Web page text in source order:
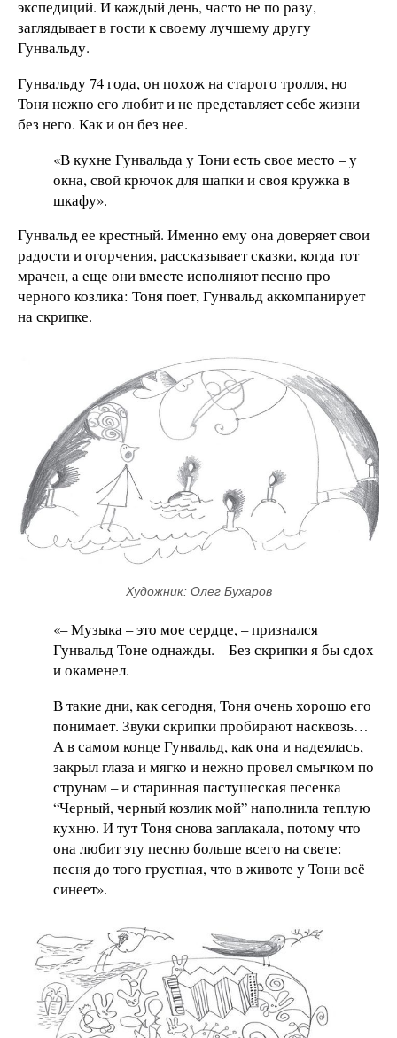
экспедиций. И каждый день, часто не по разу,
заглядывает в гости к своему лучшему другу
Гунвальду.
Гунвальду 74 года, он похож на старого тролля, но
Тоня нежно его любит и не представляет себе жизни
без него. Как и он без нее.
«В кухне Гунвальда у Тони есть свое место – у
окна, свой крючок для шапки и своя кружка в
шкафу».
Гунвальд ее крестный. Именно ему она доверяет свои
радости и огорчения, рассказывает сказки, когда тот
мрачен, а еще они вместе исполняют песню про
черного козлика: Тоня поет, Гунвальд аккомпанирует
на скрипке.
Художник: Олег Бухаров
«– Музыка – это мое сердце, – признался
Гунвальд Тоне однажды. – Без скрипки я бы сдох
и окаменел.
В такие дни, как сегодня, Тоня очень хорошо его
понимает. Звуки скрипки пробирают насквозь…
А в самом конце Гунвальд, как она и надеялась,
закрыл глаза и мягко и нежно провел смычком по
струнам – и старинная пастушеская песенка
“Черный, черный козлик мой” наполнила теплую
кухню. И тут Тоня снова заплакала, потому что
она любит эту песню больше всего на свете:
песня до того грустная, что в животе у Тони всё
синеет».